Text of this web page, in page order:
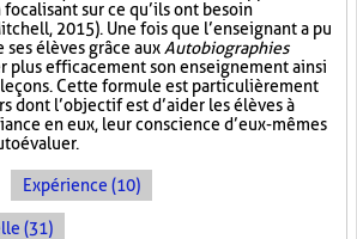
sur ce qu’ils ont besoin
2015). Une fois que l’enseignant a pu
élèves grâce aux Autobiographies
plus efficacement son enseignement ainsi
Cette formule est particulièrement
dont l’objectif est d’aider les élèves à
en eux, leur conscience d’eux-mêmes
Expérience (10)
(31)